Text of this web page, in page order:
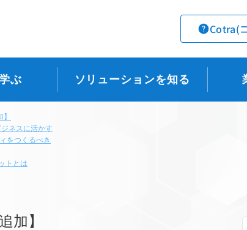
Cotra(
ぶ ソリューションを知る
ネスに活かす
をつくるべき
トとは
加】